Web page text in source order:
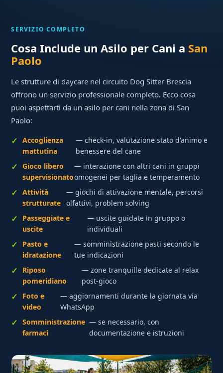
SERVIZIO COMPLETO
Cosa Include un Asilo per Cani a San
Paolo
Le strutture di daycare nel circuito Dog Sitter Brescia
offrono un servizio professionale completo. Ecco cosa
puoi aspettarti da un asilo per cani nella zona di San
Paolo:
Accoglienza
mattutina
— check-in, valutazione stato d'animo e
benessere del cane
Gioco libero
supervisionato
— interazione con altri cani in gruppi
omogenei per taglia e temperamento
Attività
strutturate
— giochi di attivazione mentale, percorsi
olfattivi, problem solving
Passeggiate e
uscite
— uscite guidate in gruppo o
individuali
Pasto e
idratazione
— somministrazione pasti secondo le
tue indicazioni
Riposo
pomeridiano
— zone tranquille dedicate al relax
post-gioco
Foto e
video
— aggiornamenti durante la giornata via
WhatsApp
Somministrazione
farmaci
— se necessario, con
documentazione e istruzioni